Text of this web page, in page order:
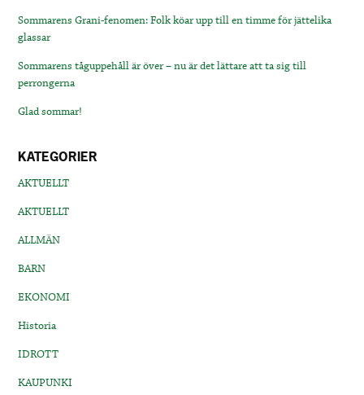
Sommarens Grani-fenomen: Folk köar upp till en timme för jättelika
glassar
Sommarens tåguppehåll är över – nu är det lättare att ta sig till
perrongerna
Glad sommar!
KATEGORIER
AKTUELLT
AKTUELLT
ALLMÄN
BARN
EKONOMI
Historia
IDROTT
KAUPUNKI